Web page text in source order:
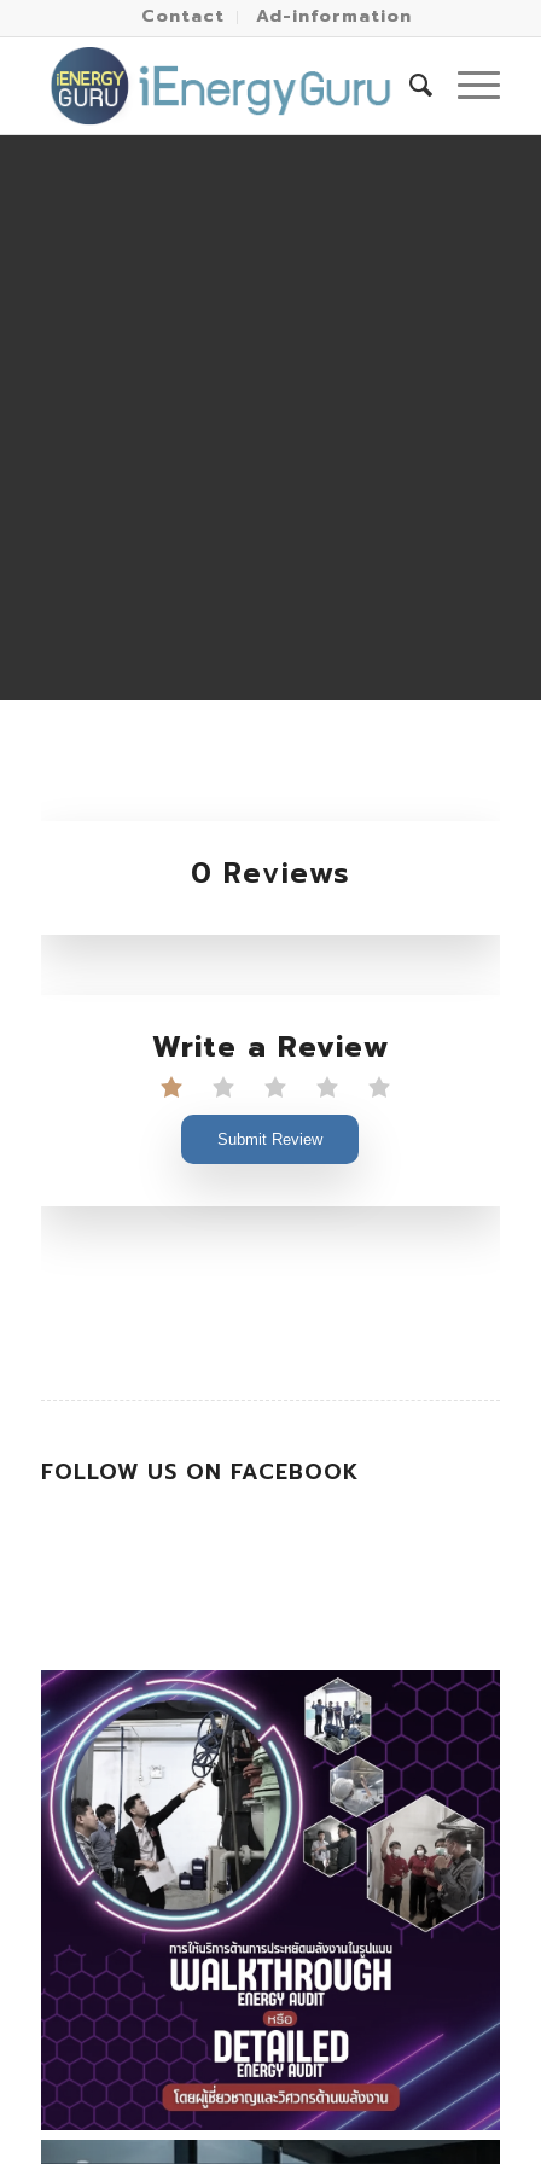
Contact Ad-information
0 Reviews
Write a Review
Submit Review
FOLLOW US ON FACEBOOK